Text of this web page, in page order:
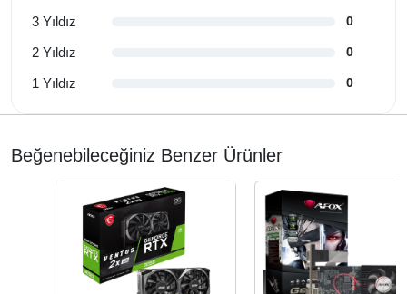
3 Yıldız 0
2 Yıldız 0
1 Yıldız 0
Beğenebileceğiniz Benzer Ürünler